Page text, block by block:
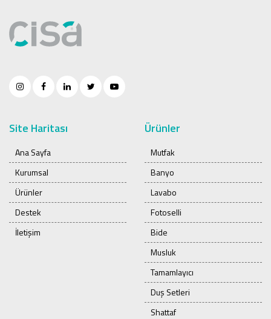
Site Haritası
Ana Sayfa
Kurumsal
Ürünler
Destek
İletişim
Ürünler
Mutfak
Banyo
Lavabo
Fotoselli
Bide
Musluk
Tamamlayıcı
Duş Setleri
Shattaf